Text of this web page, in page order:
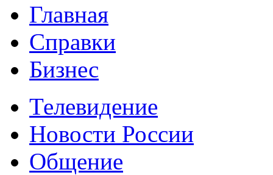
Главная
Справки
Бизнес
Телевидение
Новости России
Общение